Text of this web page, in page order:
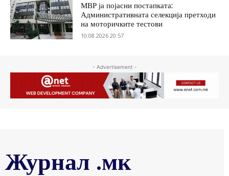
МВР ја појасни постапката:
Административната селекција претходи
на моторичките тестови
10.08.2026 20:57
- Advertisement -
Журнал .мк